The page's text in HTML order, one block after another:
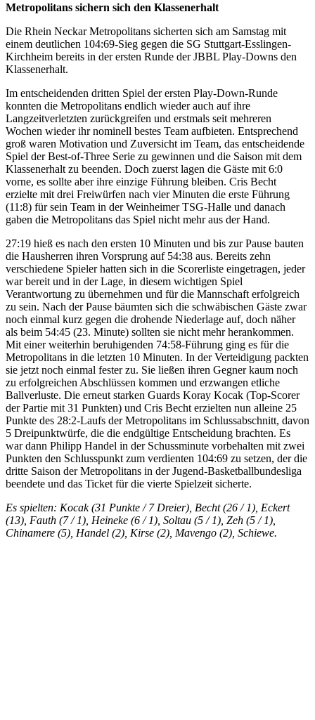
Metropolitans sichern sich den Klassenerhalt
Die Rhein Neckar Metropolitans sicherten sich am Samstag mit
einem deutlichen 104:69-Sieg gegen die SG Stuttgart-Esslingen-
Kirchheim bereits in der ersten Runde der JBBL Play-Downs den
Klassenerhalt.
Im entscheidenden dritten Spiel der ersten Play-Down-Runde
konnten die Metropolitans endlich wieder auch auf ihre
Langzeitverletzten zurückgreifen und erstmals seit mehreren
Wochen wieder ihr nominell bestes Team aufbieten. Entsprechend
groß waren Motivation und Zuversicht im Team, das entscheidende
Spiel der Best-of-Three Serie zu gewinnen und die Saison mit dem
Klassenerhalt zu beenden. Doch zuerst lagen die Gäste mit 6:0
vorne, es sollte aber ihre einzige Führung bleiben. Cris Becht
erzielte mit drei Freiwürfen nach vier Minuten die erste Führung
(11:8) für sein Team in der Weinheimer TSG-Halle und danach
gaben die Metropolitans das Spiel nicht mehr aus der Hand.
27:19 hieß es nach den ersten 10 Minuten und bis zur Pause bauten
die Hausherren ihren Vorsprung auf 54:38 aus. Bereits zehn
verschiedene Spieler hatten sich in die Scorerliste eingetragen, jeder
war bereit und in der Lage, in diesem wichtigen Spiel
Verantwortung zu übernehmen und für die Mannschaft erfolgreich
zu sein. Nach der Pause bäumten sich die schwäbischen Gäste zwar
noch einmal kurz gegen die drohende Niederlage auf, doch näher
als beim 54:45 (23. Minute) sollten sie nicht mehr herankommen.
Mit einer weiterhin beruhigenden 74:58-Führung ging es für die
Metropolitans in die letzten 10 Minuten. In der Verteidigung packten
sie jetzt noch einmal fester zu. Sie ließen ihren Gegner kaum noch
zu erfolgreichen Abschlüssen kommen und erzwangen etliche
Ballverluste. Die erneut starken Guards Koray Kocak (Top-Scorer
der Partie mit 31 Punkten) und Cris Becht erzielten nun alleine 25
Punkte des 28:2-Laufs der Metropolitans im Schlussabschnitt, davon
5 Dreipunktwürfe, die die endgültige Entscheidung brachten. Es
war dann Philipp Handel in der Schussminute vorbehalten mit zwei
Punkten den Schlusspunkt zum verdienten 104:69 zu setzen, der die
dritte Saison der Metropolitans in der Jugend-Basketballbundesliga
beendete und das Ticket für die vierte Spielzeit sicherte.
Es spielten: Kocak (31 Punkte / 7 Dreier), Becht (26 / 1), Eckert
(13), Fauth (7 / 1), Heineke (6 / 1), Soltau (5 / 1), Zeh (5 / 1),
Chinamere (5), Handel (2), Kirse (2), Mavengo (2), Schiewe.